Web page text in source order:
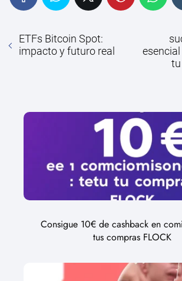
ETFs Bitcoin Spot:
impacto y futuro real
tu
Consigue 10€ de cashback en
tus compras FLOCK